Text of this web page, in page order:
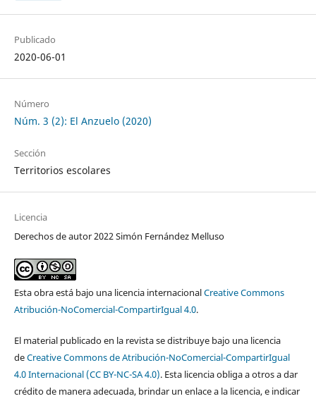
Publicado
2020-06-01
Número
Núm. 3 (2): El Anzuelo (2020)
Sección
Territorios escolares
Licencia
Derechos de autor 2022 Simón Fernández Melluso
Esta obra está bajo una licencia internacionalCreative Commons
Atribución-NoComercial-CompartirIgual 4.0.
El material publicado en la revista se distribuye bajo una licencia
deCreative Commons de Atribución-NoComercial-CompartirIgual
4.0 Internacional (CC BY-NC-SA 4.0). Esta licencia obliga a otros a dar
crédito de manera adecuada, brindar un enlace a la licencia, e indicar